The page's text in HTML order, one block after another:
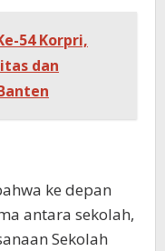
54 Korpri,
dan
ke depan
antara sekolah,
Sekolah